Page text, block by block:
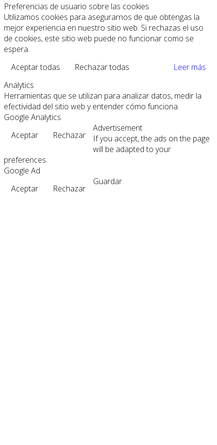
Preferencias de usuario sobre las cookies
Utilizamos cookies para asegurarnos de que obtengas la
mejor experiencia en nuestro sitio web. Si rechazas el uso
de cookies, este sitio web puede no funcionar como se
espera.
Aceptar todas
Rechazar todas
Leer más
Analytics
Herramientas que se utilizan para analizar datos, medir la
efectividad del sitio web y entender cómo funciona.
Google Analytics
Aceptar
Rechazar
Advertisement
If you accept, the ads on the page
will be adapted to your
preferences.
Google Ad
Aceptar
Rechazar
Guardar